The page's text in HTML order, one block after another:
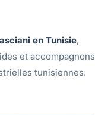
en Tunisie,
et accompagnons
tunisiennes.